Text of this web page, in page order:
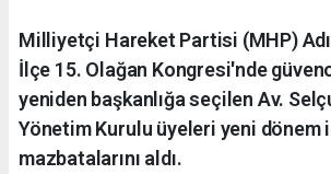
Milliyetçi Hareket Partisi (MHP)
İlçe 15. Olağan Kongresi'nde
yeniden başkanlığa seçilen Av.
Yönetim Kurulu üyeleri yeni dönem
mazbatalarını aldı.